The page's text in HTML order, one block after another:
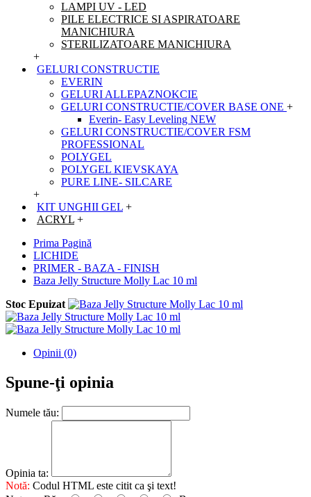
LAMPI UV - LED
PILE ELECTRICE SI ASPIRATOARE
MANICHIURA
STERILIZATOARE MANICHIURA
+
GELURI CONSTRUCTIE
EVERIN
GELURI ALLEPAZNOKCIE
GELURI CONSTRUCTIE/COVER BASE ONE +
Everin- Easy Leveling NEW
GELURI CONSTRUCTIE/COVER FSM
PROFESSIONAL
POLYGEL
POLYGEL KIEVSKAYA
PURE LINE- SILCARE
+
KIT UNGHII GEL +
ACRYL +
Prima Pagină
LICHIDE
PRIMER - BAZA - FINISH
Baza Jelly Structure Molly Lac 10 ml
Stoc Epuizat
Opinii (0)
Spune-ţi opinia
Numele tău:
Opinia ta:
Notă: Codul HTML este citit ca şi text!